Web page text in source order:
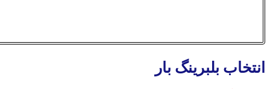
انتخاب بلبرینگ بار